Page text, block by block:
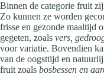
Binnen de categorie fruit
Zo kunnen ze worden
frisse en gezonde maaltijd
gegeten, zoals vers,
voor variatie. Bovendien
van de oogsttijd en
fruit zoals bosbessen en